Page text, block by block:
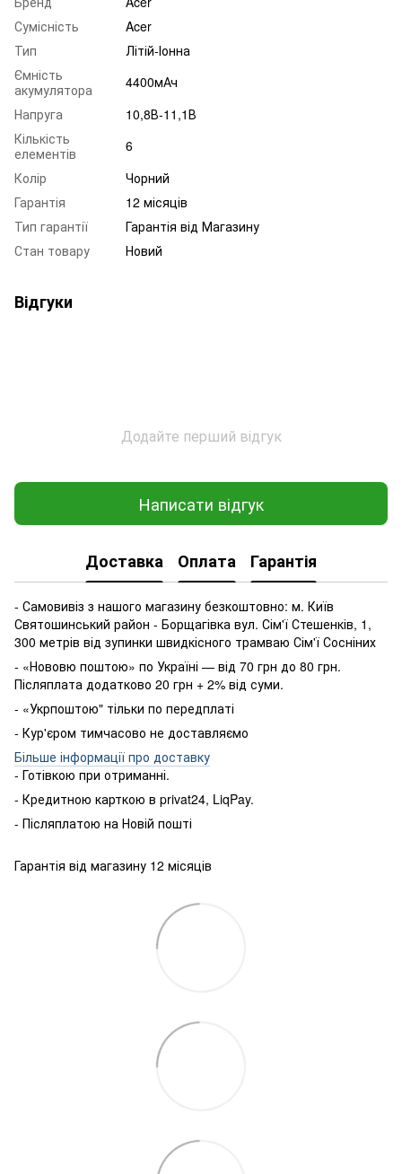
Сумісність
Acer
Тип
Літій-Іонна
Ємність
акумулятора
4400мАч
Напруга
10,8В-11,1В
Кількість
елементів
6
Колір
Чорний
Гарантія
12 місяців
Тип гарантії
Гарантія від Магазину
Стан товару
Новий
Відгуки
Додайте перший відгук
Написати відгук
Доставка Оплата Гарантія
- Самовивіз з нашого магазину безкоштовно: м. Київ
Святошинський район - Борщагівка вул. Сім'ї Стешенків, 1,
300 метрів від зупинки швидкісного трамваю Сім'ї Сосніних
- «Нововю поштою» по Україні — від 70 грн до 80 грн.
Післяплата додатково 20 грн + 2% від суми.
- «Укрпоштою" тільки по передплаті
- Кур'єром тимчасово не доставляємо
Більше інформації про доставку
- Готівкою при отриманні.
- Кредитною карткою в privat24, LiqPay.
- Післяплатою на Новій пошті
Гарантія від магазину 12 місяців